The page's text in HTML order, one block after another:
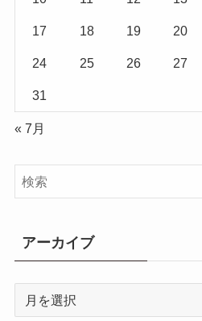
17 18 19 20
24 25 26 27
31
« 7月
アーカイブ